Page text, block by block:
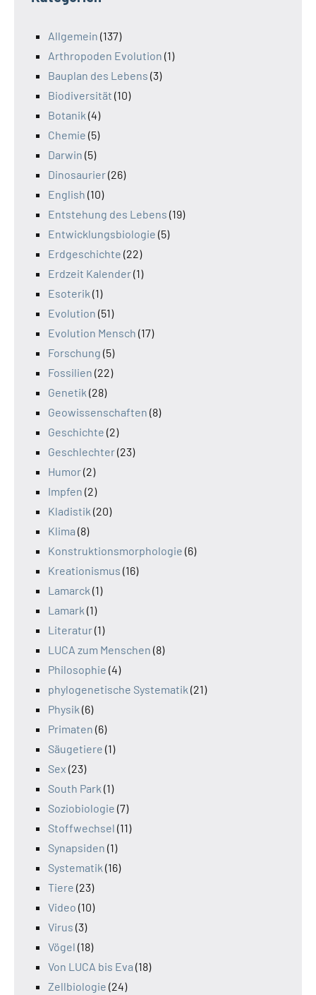
Allgemein (137)
Arthropoden Evolution (1)
Bauplan des Lebens (3)
Biodiversität (10)
Botanik (4)
Chemie (5)
Darwin (5)
Dinosaurier(26)
English (10)
Entstehung des Lebens (19)
Entwicklungsbiologie (5)
Erdgeschichte (22)
Erdzeit Kalender(1)
Esoterik (1)
Evolution (51)
Evolution Mensch (17)
Forschung (5)
Fossilien (22)
Genetik (28)
Geowissenschaften (8)
Geschichte (2)
Geschlechter(23)
Humor(2)
Impfen (2)
Kladistik (20)
Klima (8)
Konstruktionsmorphologie (6)
Kreationismus (16)
Lamarck (1)
Lamark (1)
Literatur(1)
LUCA zum Menschen (8)
Philosophie (4)
phylogenetische Systematik (21)
Physik (6)
Primaten (6)
Säugetiere (1)
Sex (23)
South Park (1)
Soziobiologie (7)
Stoffwechsel (11)
Synapsiden (1)
Systematik (16)
Tiere (23)
Video (10)
Virus (3)
Vögel (18)
Von LUCA bis Eva (18)
Zellbiologie (24)